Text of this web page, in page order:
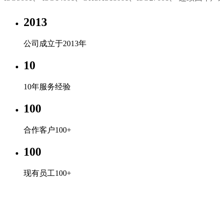
2013
公司成立于2013年
10
10年服务经验
100
合作客户100+
100
现有员工100+